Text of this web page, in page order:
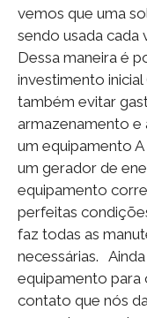
vemos que uma
sendo usada cada
Dessa maneira é
investimento
também evitar
armazenamento
um equipamento
um gerador de
equipamento
perfeitas
faz todas as
necessárias.
equipamento para
contato que nós